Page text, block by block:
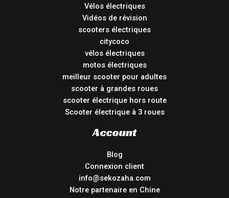
Vélos électriques
Vidéos de révision
scooters électriques
citycoco
vélos électriques
motos électriques
meilleur scooter pour adultes
scooter à grandes roues
scooter électrique hors route
Scooter électrique à 3 roues
Account
Blog
Connexion client
info@sekozaha.com
Notre partenaire en Chine